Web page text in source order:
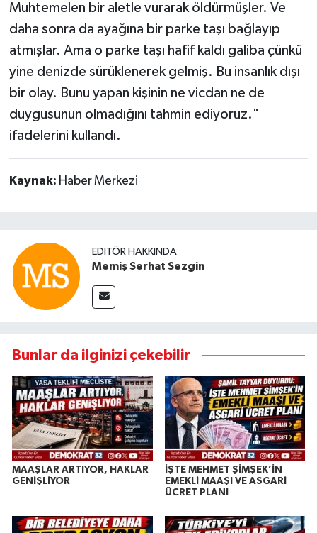
Muhtemelen bir aletle vurarak öldürmüşler. Ve
daha sonra da ayağına bir parke taşı bağlayıp
atmışlar. Ama o parke taşı hafif kaldı galiba çünkü
yine denizde sürüklenerek gelmiş. Bu insanlık dışı
bir olay. Bunu yapan kişinin ne vicdan ne de
duygusunun olmadığını tahmin ediyoruz."
ifadelerini kullandı.
Kaynak: Haber Merkezi
EDITÖR HAKKINDA
Memiş Serhat Sezgin
Bunlar da ilginizi çekebilir
MAAŞLAR ARTIYOR, HAKLAR
GENİŞLİYOR
İŞTE MEHMET ŞİMŞEK’İN
EMEKLİ MAAŞI VE ASGARİ
ÜCRET PLANI